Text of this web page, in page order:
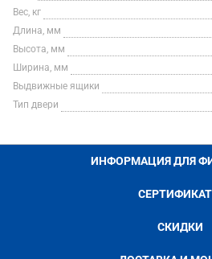
Вес, кг
Длина, мм
Высота, мм
Ширина, мм
Выдвижные ящики
Тип двери
ИНФОРМАЦИЯ ДЛЯ
СКИДКИ